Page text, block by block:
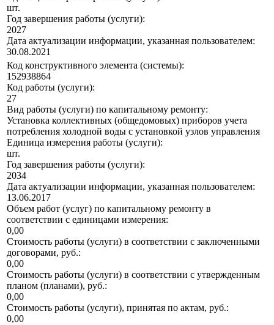
шт.
Год завершения работы (услуги):
2027
Дата актуализации информации, указанная пользователем:
30.08.2021
Код конструктивного элемента (системы):
152938864
Код работы (услуги):
27
Вид работы (услуги) по капитальному ремонту:
Установка коллективных (общедомовых) приборов учета
потребления холодной воды с установкой узлов управления
Единица измерения работы (услуги):
шт.
Год завершения работы (услуги):
2034
Дата актуализации информации, указанная пользователем:
13.06.2017
Объем работ (услуг) по капитальному ремонту в
соответствии с единицами измерения:
0,00
Стоимость работы (услуги) в соответствии с заключенными
договорами, руб.:
0,00
Стоимость работы (услуги) в соответствии с утвержденным
планом (планами), руб.:
0,00
Стоимость работы (услуги), принятая по актам, руб.:
0,00